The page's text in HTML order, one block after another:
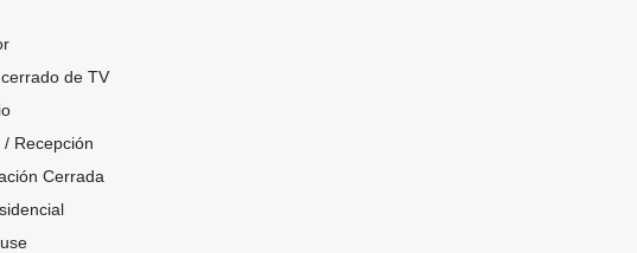
de TV
Recepción
Cerrada